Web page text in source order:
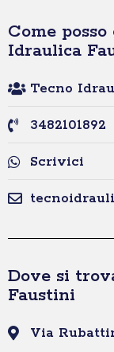
Come
Idraulica
Tecno
3482101892
Scrivici
Dove si
Faustini
Via